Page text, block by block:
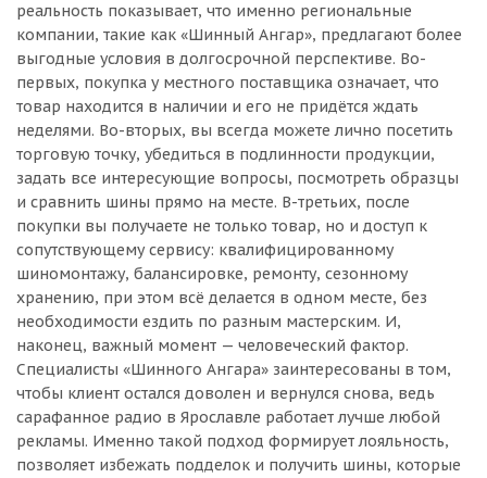
реальность показывает, что именно региональные
компании, такие как «Шинный Ангар», предлагают более
выгодные условия в долгосрочной перспективе. Во-
первых, покупка у местного поставщика означает, что
товар находится в наличии и его не придётся ждать
неделями. Во-вторых, вы всегда можете лично посетить
торговую точку, убедиться в подлинности продукции,
задать все интересующие вопросы, посмотреть образцы
и сравнить шины прямо на месте. В-третьих, после
покупки вы получаете не только товар, но и доступ к
сопутствующему сервису: квалифицированному
шиномонтажу, балансировке, ремонту, сезонному
хранению, при этом всё делается в одном месте, без
необходимости ездить по разным мастерским. И,
наконец, важный момент — человеческий фактор.
Специалисты «Шинного Ангара» заинтересованы в том,
чтобы клиент остался доволен и вернулся снова, ведь
сарафанное радио в Ярославле работает лучше любой
рекламы. Именно такой подход формирует лояльность,
позволяет избежать подделок и получить шины, которые